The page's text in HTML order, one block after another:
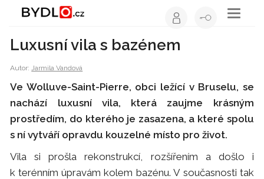
Toggle
Luxusní vila s bazénem
Autor:Jarmila Vandová
Ve Wolluve-Saint-Pierre, obci ležící v Bruselu, se
nachází luxusní vila, která zaujme krásným
prostředím, do kterého je zasazena, a které spolu
s ní vytváří opravdu kouzelné místo pro život.
Vila si prošla rekonstrukcí, rozšířením a došlo i
k terénním úpravám kolem bazénu. V současnosti tak